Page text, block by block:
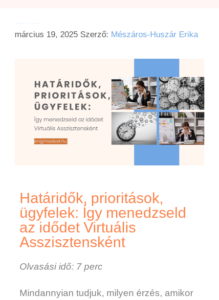
március 19, 2025 Szerző: Mészáros-Huszár Erika
Határidők, prioritások,
ügyfelek: Így menedzseld
az idődet Virtuális
Asszisztensként
Olvasási idő: 7 perc
Mindannyian tudjuk, milyen érzés, amikor